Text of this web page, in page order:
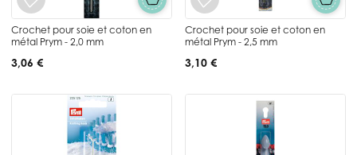
Crochet pour soie et coton en
métal Prym - 2,0 mm
3,06 €
Crochet pour soie et coton en
métal Prym - 2,5 mm
3,10 €